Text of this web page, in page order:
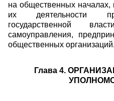
на общественных началах,
их деятельности
государственной
самоуправления,
общественных организаций.
Глава 4.